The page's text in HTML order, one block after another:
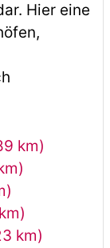
Hier eine
km)
km)